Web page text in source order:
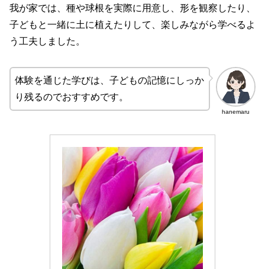
我が家では、種や球根を実際に用意し、形を観察したり、
子どもと一緒に土に植えたりして、楽しみながら学べるよ
う工夫しました。
hanemaru
体験を通じた学びは、子どもの記憶にしっか
り残るのでおすすめです。